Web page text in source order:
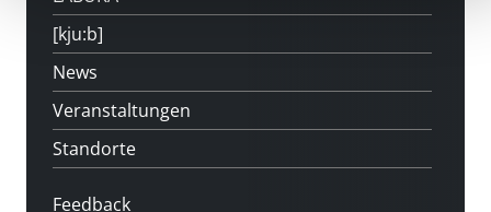
[kju:b]
News
Veranstaltungen
Standorte
Feedback